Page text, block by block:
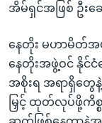
အိမ်ရှင်အဖြစ် ဦးဆေ
နေတိုး မဟာမိတ်အ
နေတိုးအဖွဲ့ဝင် နိုင်
အစိုးရ အရာရှိတွေ
မြှင့် ထုတ်လုပ်ဖို့ကိစ္